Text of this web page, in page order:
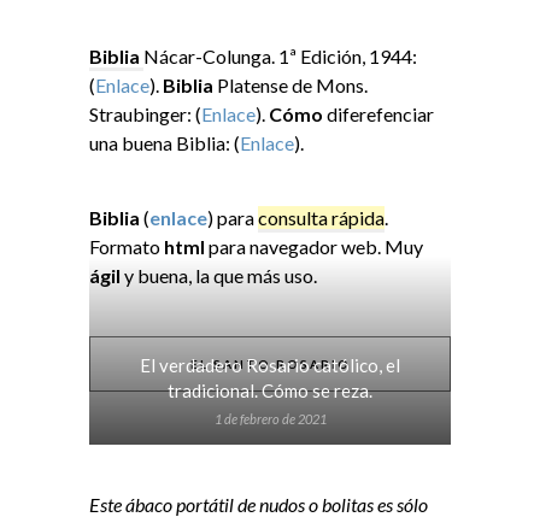
Biblia Nácar-Colunga. 1ª Edición, 1944:
(Enlace). Biblia Platense de Mons.
Straubinger: (Enlace). Cómo diferefenciar
una buena Biblia: (Enlace).
Biblia (enlace) paraconsulta rápida.
Formato html para navegador web. Muy
ágily buena, la que más uso.
EL SANTO ROSARIO
El verdadero Rosario católico, el
tradicional. Cómo se reza.
1 de febrero de 2021
Este ábaco portátil de nudos o bolitas es sólo